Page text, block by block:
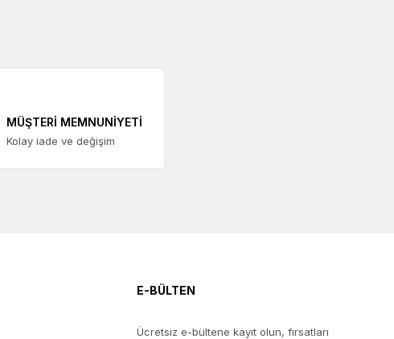
MÜŞTERİ MEMNUNİYETİ
Kolay iade ve değişim
E-BÜLTEN
Ücretsiz e-bültene kayıt olun, fırsatları